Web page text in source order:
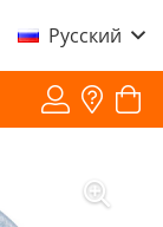
Русский